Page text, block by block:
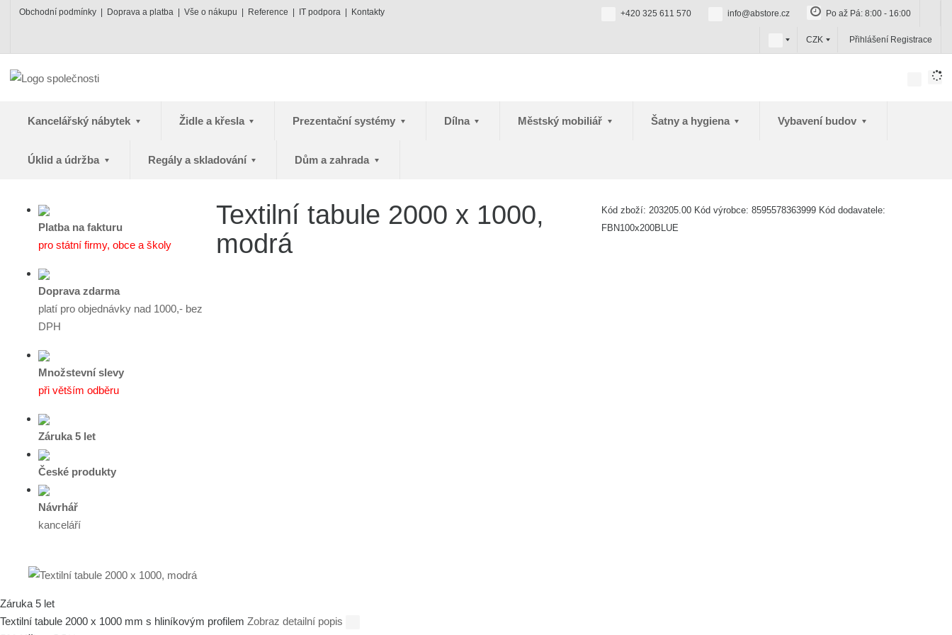
Obchodní podmínky Doprava a platba Vše o nákupu Reference IT podpora Kontakty +420 325 611 570 info@abstore.cz Po až Pá: 8:00 - 16:00
c
z
CZK Přihlášení Registrace
Kancelářský nábytek Židle a křesla Prezentační systémy Dílna Městský mobiliář Šatny a hygiena Vybavení budov
Úklid a údržba Regály a skladování Dům a zahrada
Platba na fakturu
pro státní firmy, obce a školy
Doprava zdarma
platí pro objednávky nad 1000,- bez
DPH
Množstevní slevy
při větším odběru
Záruka 5 let
České produkty
Návrhář
kanceláří
Textilní tabule 2000 x 1000,
modrá
Kód zboží: 203205.00 Kód výrobce:8595578363999 Kód dodavatele:
FBN100x200BLUE
Záruka 5 let
Textilní tabule 2000 x 1000 mm s hliníkovým profilem Zobraz detailní popis